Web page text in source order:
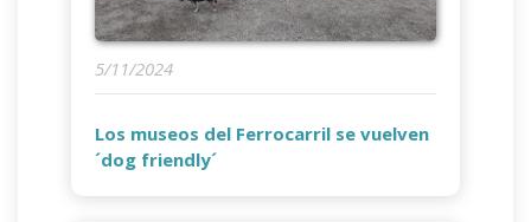
5/11/2024
Los museos del Ferrocarril se vuelven
´dog friendly´